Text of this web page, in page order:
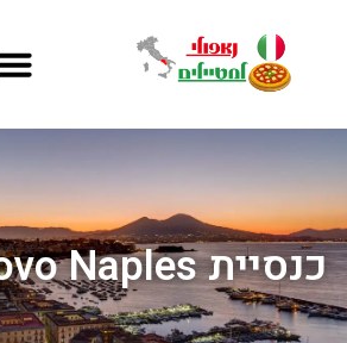
כנסיית Gesù Nuovo Naples